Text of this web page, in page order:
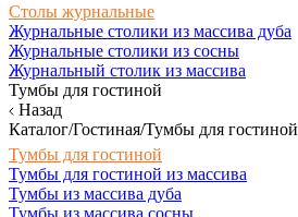
Столы журнальные
Журнальные столики из массива дуба
Журнальные столики из сосны
Журнальный столик из массива
Тумбы для гостиной
Назад
Каталог/Гостиная/Тумбы для гостиной
Тумбы для гостиной
Тумбы для гостиной из массива
Тумбы из массива дуба
Тумбы из массива сосны